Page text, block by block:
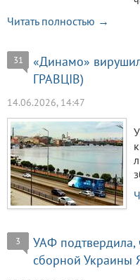
Читать полностью →
31
«Динамо»
ГРАВЦІВ)
14.06.2026, 14:47
3
УАФ подтвердила,
сборной Украины